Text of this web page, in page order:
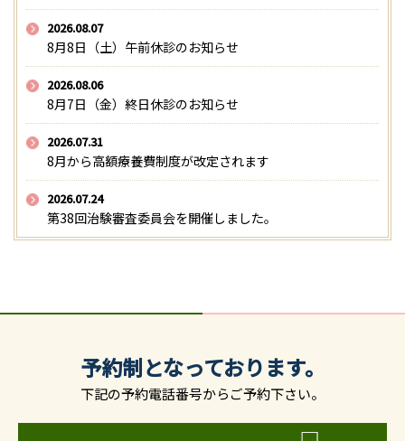
2026.08.07
8月8日（土）午前休診のお知らせ
2026.08.06
8月7日（金）終日休診のお知らせ
2026.07.31
8月から高額療養費制度が改定されます
2026.07.24
第38回治験審査委員会を開催しました。
予約制となっております。
下記の予約電話番号からご予約下さい。